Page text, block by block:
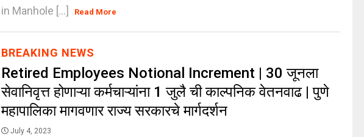
in Manhole [...]
Read More
BREAKING NEWS
Retired Employees Notional Increment | 30 जूनला
सेवानिवृत्त होणाऱ्या कर्मचाऱ्यांना 1 जुलै ची काल्पनिक वेतनवाढ | पुणे
महापालिका मागवणार राज्य सरकारचे मार्गदर्शन
July 4, 2023